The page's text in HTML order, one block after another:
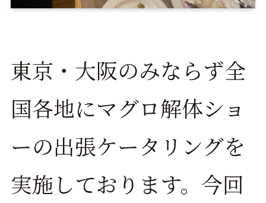
東京・大阪のみならず全
国各地にマグロ解体ショ
ーの出張ケータリングを
実施しております。今回